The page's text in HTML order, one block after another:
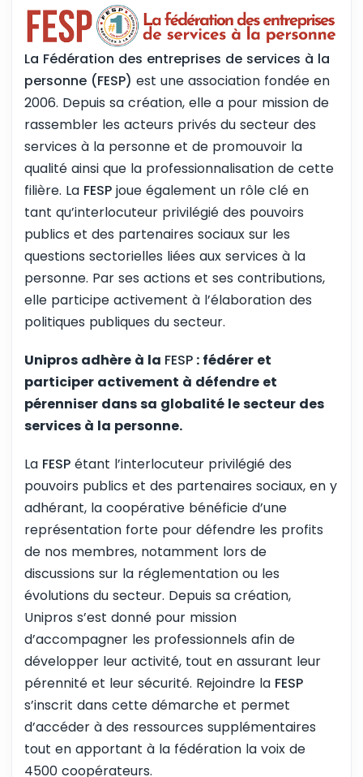
La Fédération des entreprises de services à la
personne (FESP) est une association fondée en
2006. Depuis sa création, elle a pour mission de
rassembler les acteurs privés du secteur des
services à la personne et de promouvoir la
qualité ainsi que la professionnalisation de cette
filière. La FESP joue également un rôle clé en
tant qu’interlocuteur privilégié des pouvoirs
publics et des partenaires sociaux sur les
questions sectorielles liées aux services à la
personne. Par ses actions et ses contributions,
elle participe activement à l’élaboration des
politiques publiques du secteur.
Unipros adhère à la FESP : fédérer et
participer activement à défendre et
pérenniser dans sa globalité le secteur des
services à la personne.
La FESP étant l’interlocuteur privilégié des
pouvoirs publics et des partenaires sociaux, en y
adhérant, la coopérative bénéficie d’une
représentation forte pour défendre les profits
de nos membres, notamment lors de
discussions sur la réglementation ou les
évolutions du secteur. Depuis sa création,
Unipros s’est donné pour mission
d’accompagner les professionnels afin de
développer leur activité, tout en assurant leur
pérennité et leur sécurité. Rejoindre la FESP
s’inscrit dans cette démarche et permet
d’accéder à des ressources supplémentaires
tout en apportant à la fédération la voix de
4500 coopérateurs.